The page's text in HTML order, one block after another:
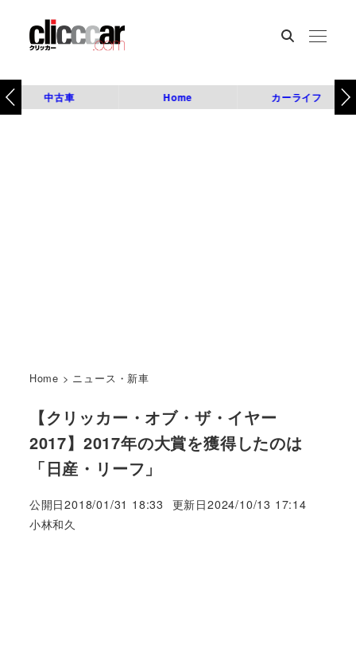
中古車 Home カーライフ
Home > ニュース・新車
【クリッカー・オブ・ザ・イヤー
2017】2017年の大賞を獲得したのは
「日産・リーフ」
公開日2018/01/31 18:33 更新日2024/10/13 17:14
著
小林和久